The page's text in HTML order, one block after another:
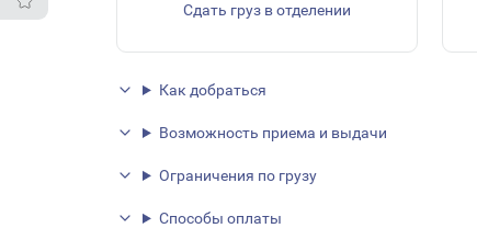
Сдать груз в отделении
Как добраться
Возможность приема и выдачи
Ограничения по грузу
Способы оплаты